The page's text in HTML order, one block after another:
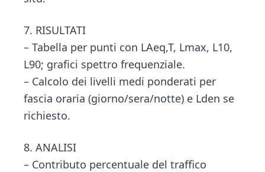
7. RISULTATI
– Tabella per punti con LAeq,T, Lmax, L10,
L90; grafici spettro frequenziale.
– Calcolo dei livelli medi ponderati per
fascia oraria (giorno/sera/notte) e Lden se
richiesto.
8. ANALISI
– Contributo percentuale del traffico